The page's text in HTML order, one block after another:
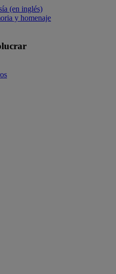
(en inglés)
y homenaje